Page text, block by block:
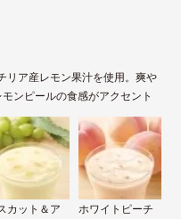
リア産レモン果汁を使用。爽や
ンピールの食感がアクセント
カット＆ア
ホワイトピーチ